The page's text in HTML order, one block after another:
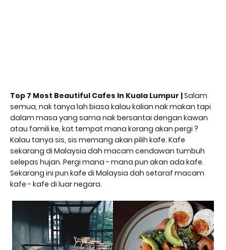
Top 7 Most Beautiful Cafes In Kuala Lumpur |Salam
semua, nak tanya lah biasa kalau kalian nak makan tapi
dalam masa yang sama nak bersantai dengan kawan
atau famili ke, kat tempat mana korang akan pergi ?
Kalau tanya sis, sis memang akan pilih kafe. Kafe
sekarang di Malaysia dah macam cendawan tumbuh
selepas hujan. Pergi mana - mana pun akan ada kafe.
Sekarang ini pun kafe di Malaysia dah setaraf macam
kafe - kafe di luar negara.